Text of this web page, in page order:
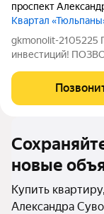
проспект
Квартал
gkmonolit-2105225
инвестиций!
ОГРАНИЧЕНО!
квартал 2024 года. О КОМПЛЕКСЕ. Жилой квартал «Тюльпаны»
новые
Купить
Александра